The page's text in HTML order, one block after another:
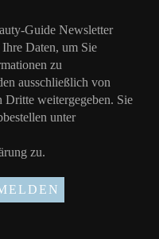
Guide Newsletter
Daten, um Sie
zu
ausschließlich von
weitergegeben. Sie
unter
zu.